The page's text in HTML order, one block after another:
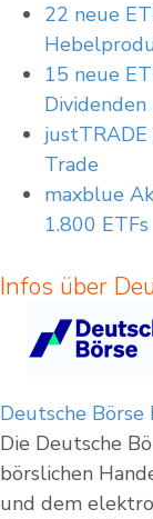
22 neue
15 neue
Trade
maxblue
1.800 ETFs
Infos über
Deutsche
Die Deutsche
börslichen
und dem